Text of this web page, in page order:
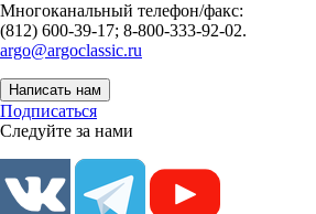
Многоканальный телефон/факс:
(812) 600-39-17; 8-800-333-92-02.
argo@argoclassic.ru
Написать нам
Подписаться
Следуйте за нами